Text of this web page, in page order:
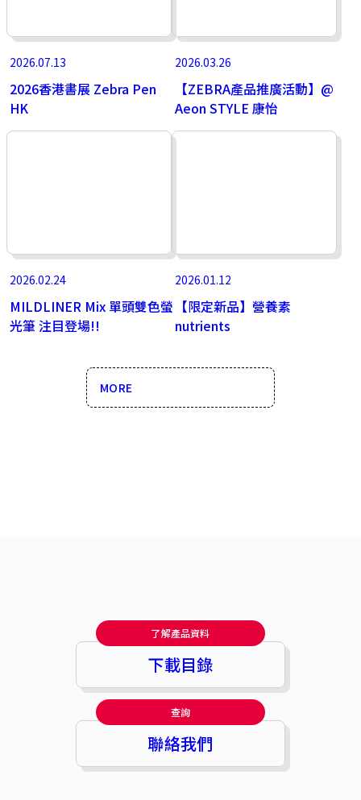
2026.07.13
2026香港書展 Zebra Pen
HK
2026.03.26
【ZEBRA產品推廣活動】@
Aeon STYLE 康怡
2026.02.24
MILDLINER Mix 單頭雙色螢
光筆 注目登場!!
2026.01.12
【限定新品】營養素
nutrients
MORE
了解產品資料
下載目錄
查詢
聯絡我們